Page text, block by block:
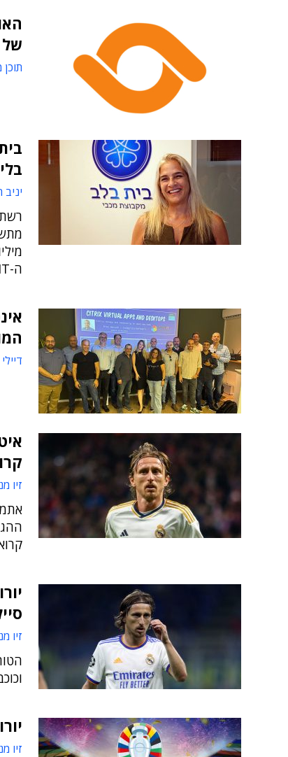
של
יניב
ה-IT, האבטחה ועוד"
זיו
זיו
יורו 2024: סאפ, BMC, גוגל וצ'ק פוינט "הפגיזו"
זיו